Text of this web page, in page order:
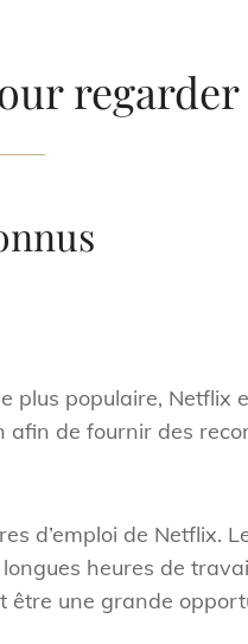
regarder
populaire, Netflix
de fournir des
d’emploi de Netflix.
heures de
être une grande